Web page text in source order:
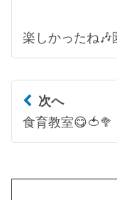
楽しかったね🎶
次へ
食育教室😋🍅🥦